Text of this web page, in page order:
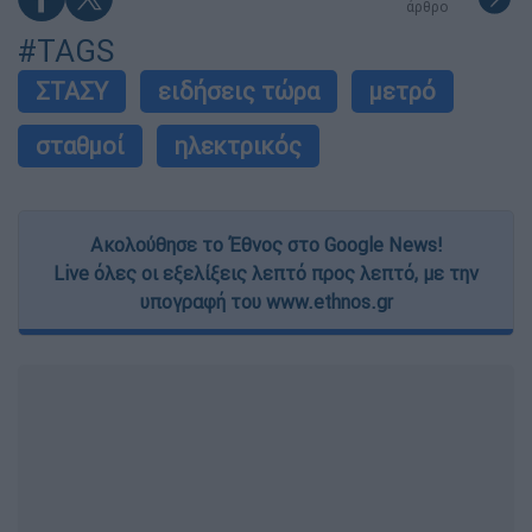
άρθρο
#TAGS
ΣΤΑΣΥ ειδήσεις τώρα
μετρό
σταθμοί
ηλεκτρικός
Ακολούθησε το Έθνος στο Google News!
Live όλες οι εξελίξεις λεπτό προς λεπτό, με την
υπογραφή του www.ethnos.gr